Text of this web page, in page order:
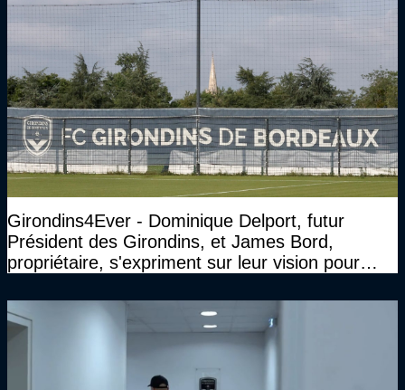
Girondins4Ever - Dominique Delport, futur
Président des Girondins, et James Bord,
propriétaire, s'expriment sur leur vision pour